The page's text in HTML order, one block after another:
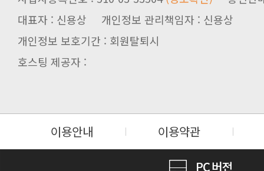
대표자 : 신용상 개인정보 관리책임자 : 신용상
개인정보 보호기간 : 회원탈퇴시
호스팅 제공자 :
이용안내 이용약관